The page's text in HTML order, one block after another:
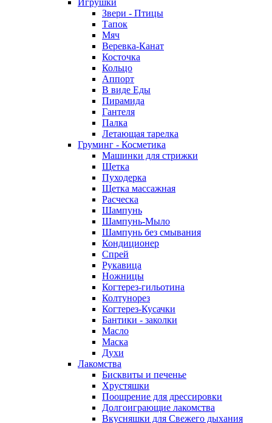
Звери - Птицы
Тапок
Мяч
Веревка-Канат
Косточка
Кольцо
Аппорт
В виде Еды
Пирамида
Гантеля
Палка
Летающая тарелка
Груминг - Косметика
Машинки для стрижки
Щетка
Пуходерка
Щетка массажная
Расческа
Шампунь
Шампунь-Мыло
Шампунь без cмывания
Кондиционер
Спрей
Рукавица
Ножницы
Когтерез-гильотина
Колтунорез
Когтерез-Кусачки
Бантики - заколки
Масло
Маска
Духи
Лакомства
Бисквиты и печенье
Хрустяшки
Поощрение для дрессировки
Долгоиграющие лакомства
Вкусняшки для Свежего дыхания